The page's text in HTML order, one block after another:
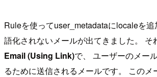
Ruleを使ってuser_metadataにlocaleを
語化されないメールが出てきました。 そ
Email (Using Link)で、 ユーザーのメー
るために送信されるメールです。 このメ